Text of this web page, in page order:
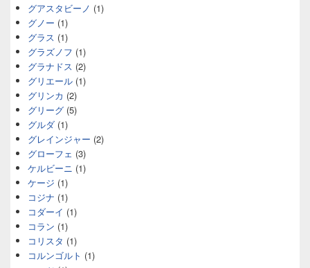
グアスタビーノ (1)
グノー (1)
グラス (1)
グラズノフ (1)
グラナドス (2)
グリエール (1)
グリンカ (2)
グリーグ (5)
グルダ (1)
グレインジャー (2)
グローフェ (3)
ケルビーニ (1)
ケージ (1)
コジナ (1)
コダーイ (1)
コラン (1)
コリスタ (1)
コルンゴルト (1)